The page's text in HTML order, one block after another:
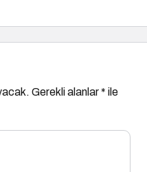
Gerekli alanlar* ile